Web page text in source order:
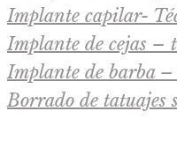
Implante capilar-
Implante de cejas –
Implante de barba –
Borrado de tatuajes